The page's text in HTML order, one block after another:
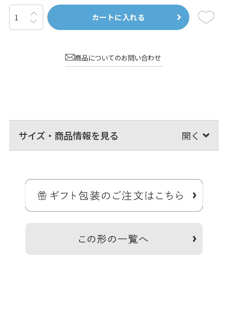
カートに入れる
商品についてのお問い合わせ
サイズ・商品情報を見る
手のひらに収まるサイズのちっちゃな小銭専用ミニ財布。
ズボンのポケットにもすっぽり入れられるサイズの小銭の為の小さな
お財布です。